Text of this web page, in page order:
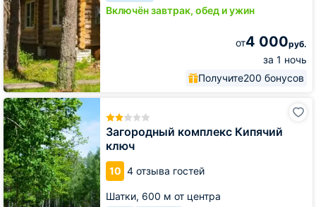
Включён завтрак, обед и ужин
от4 000руб.
за 1 ночь
Получите200 бонусов
Загородный комплекс Кипячий
ключ
10 4 отзыва гостей
Шатки, 600 м от центра
Загородный
комплекс
Кипячий
ключ